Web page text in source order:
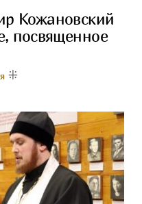
Кожановский
посвященное